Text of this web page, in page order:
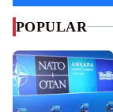
POPULAR